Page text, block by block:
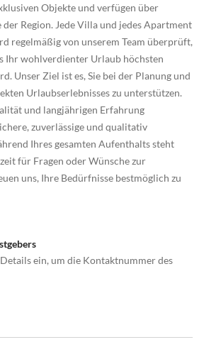
Objekte und verfügen über
der Region. Jede Villa und jedes Apartment
regelmäßig von unserem Team überprüft,
Ihr wohlverdienter Urlaub höchsten
Unser Ziel ist es, Sie bei der Planung und
Urlaubserlebnisses zu unterstützen.
und langjährigen Erfahrung
zuverlässige und qualitativ
Ihres gesamten Aufenthalts steht
für Fragen oder Wünsche zur
uns, Ihre Bedürfnisse bestmöglich zu
ein, um die Kontaktnummer des